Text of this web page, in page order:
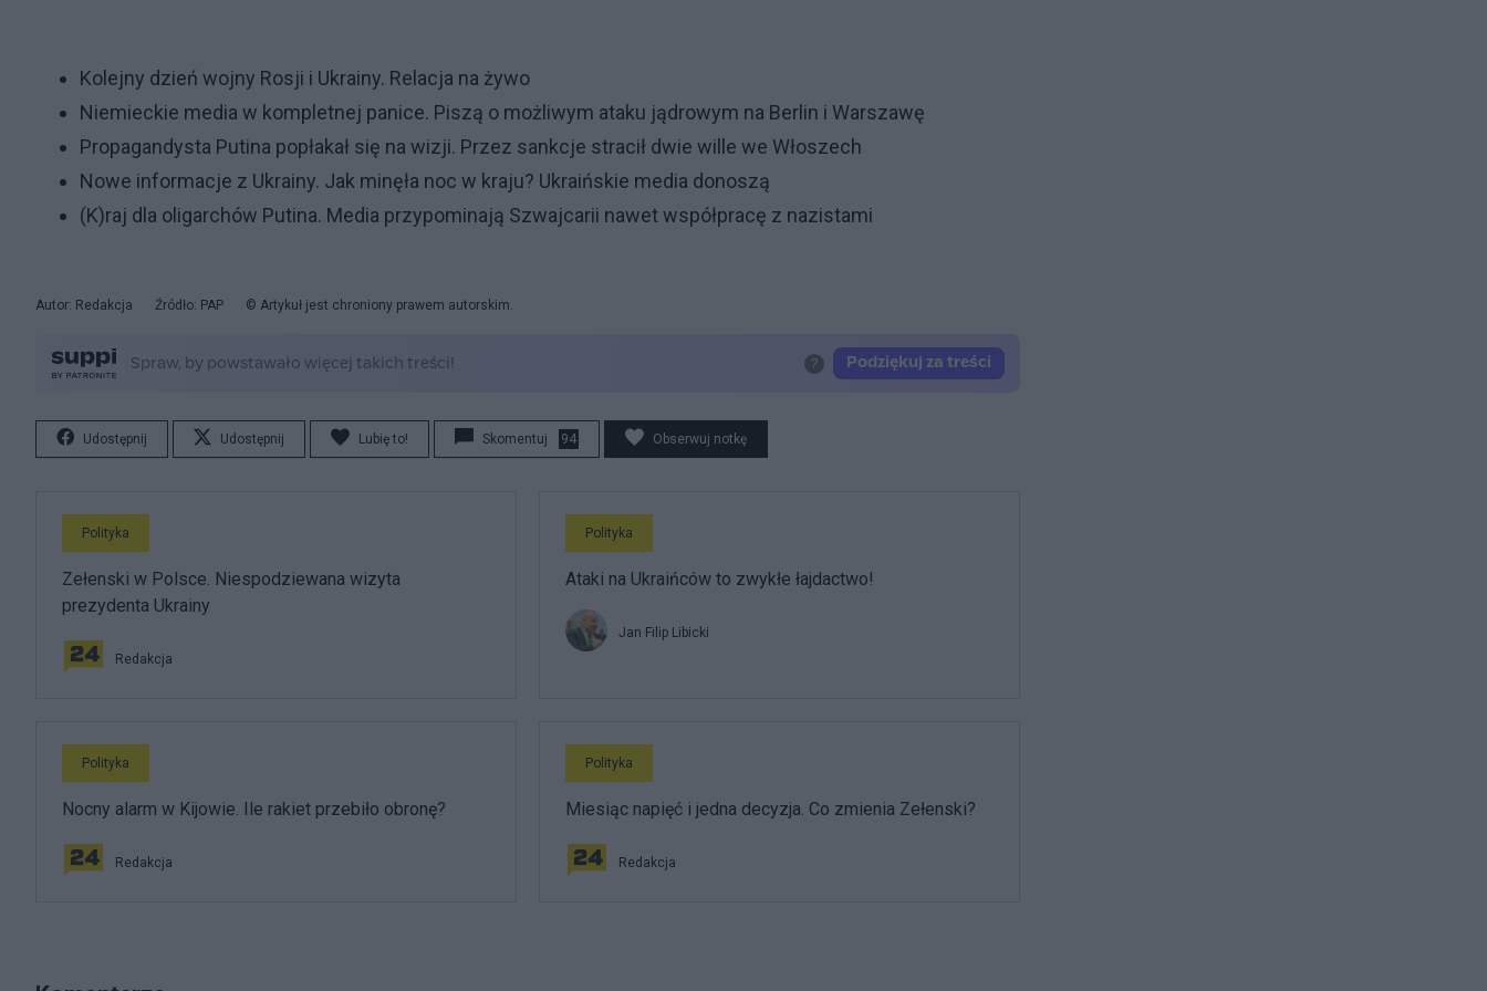
Kolejny dzień wojny Rosji i Ukrainy. Relacja na żywo
Niemieckie media w kompletnej panice. Piszą o możliwym ataku jądrowym na Berlin i Warszawę
Propagandysta Putina popłakał się na wizji. Przez sankcje stracił dwie wille we Włoszech
Nowe informacje z Ukrainy. Jak minęła noc w kraju? Ukraińskie media donoszą
(K)raj dla oligarchów Putina. Media przypominają Szwajcarii nawet współpracę z nazistami
Autor: Redakcja Źródło: PAP © Artykuł jest chroniony prawem autorskim.
Udostępnij Udostępnij Lubię to! Skomentuj 94 Obserwuj notkę
Polityka
Zełenski w Polsce. Niespodziewana wizyta
prezydenta Ukrainy
Redakcja
Polityka
Ataki na Ukraińców to zwykłe łajdactwo!
Jan Filip Libicki
Polityka
Nocny alarm w Kijowie. Ile rakiet przebiło obronę?
Redakcja
Polityka
Miesiąc napięć i jedna decyzja. Co zmienia Zełenski?
Redakcja